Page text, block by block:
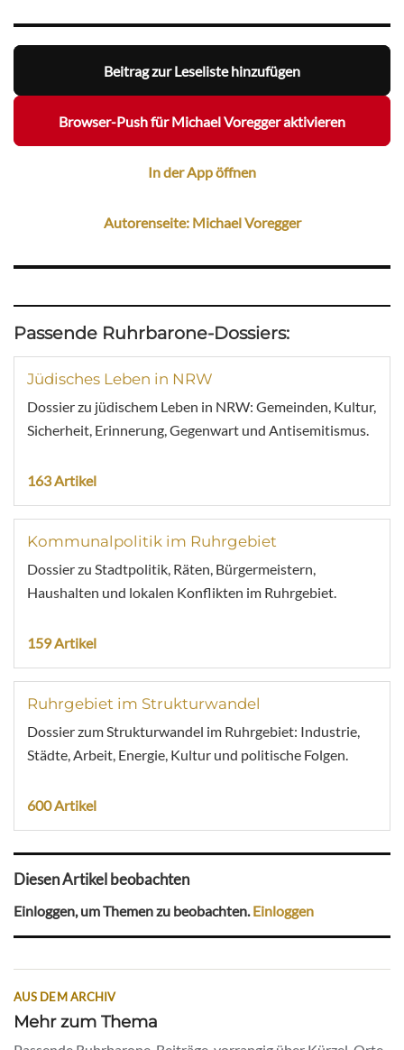
Beitrag zur Leseliste hinzufügen
Browser-Push für Michael Voregger aktivieren
In der App öffnen
Autorenseite: Michael Voregger
Passende Ruhrbarone-Dossiers:
Jüdisches Leben in NRW
Dossier zu jüdischem Leben in NRW: Gemeinden, Kultur,
Sicherheit, Erinnerung, Gegenwart und Antisemitismus.
163 Artikel
Kommunalpolitik im Ruhrgebiet
Dossier zu Stadtpolitik, Räten, Bürgermeistern,
Haushalten und lokalen Konflikten im Ruhrgebiet.
159 Artikel
Ruhrgebiet im Strukturwandel
Dossier zum Strukturwandel im Ruhrgebiet: Industrie,
Städte, Arbeit, Energie, Kultur und politische Folgen.
600 Artikel
Diesen Artikel beobachten
Einloggen, um Themen zu beobachten.Einloggen
AUS DEM ARCHIV
Mehr zum Thema